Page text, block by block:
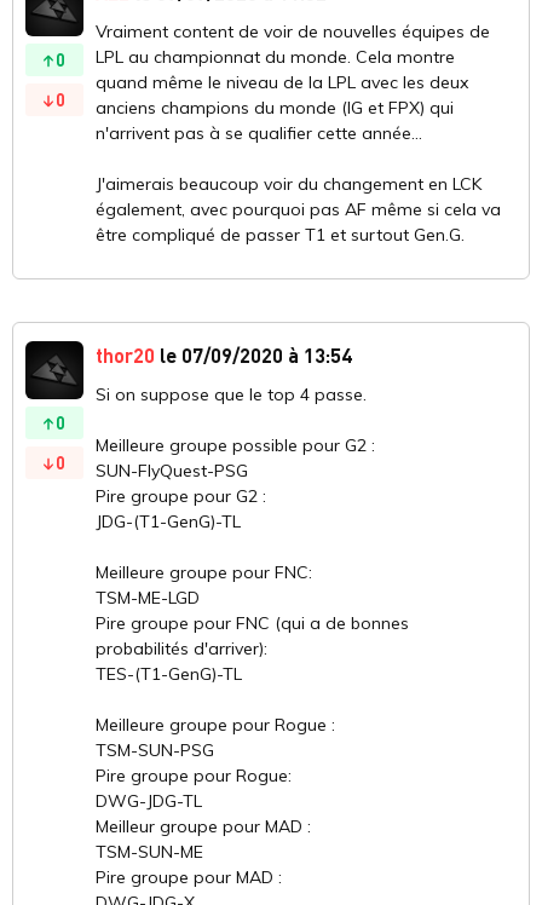
0
0
Vraiment content de voir de nouvelles équipes de
LPL au championnat du monde. Cela montre
quand même le niveau de la LPL avec les deux
anciens champions du monde (IG et FPX) qui
n'arrivent pas à se qualifier cette année...
J'aimerais beaucoup voir du changement en LCK
également, avec pourquoi pas AF même si cela va
être compliqué de passer T1 et surtout Gen.G.
0
0
thor20 le 07/09/2020 à 13:54
Si on suppose que le top 4 passe.
Meilleure groupe possible pour G2 :
SUN-FlyQuest-PSG
Pire groupe pour G2 :
JDG-(T1-GenG)-TL
Meilleure groupe pour FNC:
TSM-ME-LGD
Pire groupe pour FNC (qui a de bonnes
probabilités d'arriver):
TES-(T1-GenG)-TL
Meilleure groupe pour Rogue :
TSM-SUN-PSG
Pire groupe pour Rogue:
DWG-JDG-TL
Meilleur groupe pour MAD :
TSM-SUN-ME
Pire groupe pour MAD :